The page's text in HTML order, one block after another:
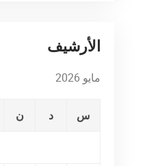
الأرشيف
مايو 2026
س د ن